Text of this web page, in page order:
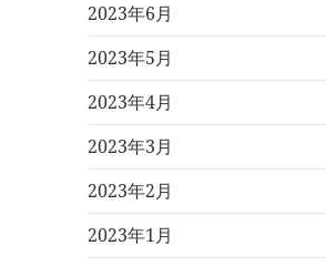
2023年6月
2023年5月
2023年4月
2023年3月
2023年2月
2023年1月